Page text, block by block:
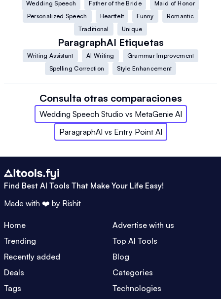
Wedding Speech Father of the Bride
Maid of Honor
Personalized Speech
Heartfelt Funny
Romantic
Traditional
Unique
ParagraphAI Etiquetas
Writing Assistant AI Writing
Grammar Improvement
Spelling Correction
Style Enhancement
Consulta otras comparaciones
Wedding Speech Studio vs MetaGenie AI
ParagraphAI vs Entry Point AI
Find Best AI Tools That Make Your Life Easy!
Made with ❤️ by Rishit
Home
Advertise with us
Trending
Top AI Tools
Recently added
Blog
Deals
Categories
Tags
Technologies